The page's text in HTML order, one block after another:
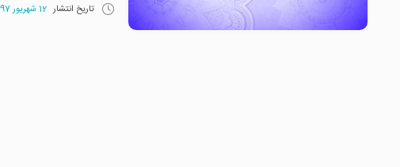
تاریخ انتشار 12 شهریور 1397